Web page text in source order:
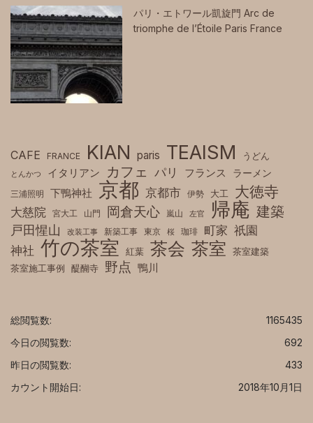
パリ・エトワール凱旋門 Arc de
triomphe de l’Étoile Paris France
CAFE FRANCE KIAN paris TEAISM うどん
とんかつ イタリアン カフェ パリ フランス ラーメン
三浦照明 下鴨神社 京都 京都市 伊勢 大工 大徳寺
大慈院 宮大工 山門 岡倉天心 嵐山 左官 帰庵 建築
戸田惺山 改装工事 新築工事 東京 桜 珈琲 町家 祇園
神社 竹の茶室 紅葉 茶会 茶室
茶室建築
茶室施工事例
醍醐寺 野点 鴨川
1165435
総閲覧数:
692
今日の閲覧数:
433
昨日の閲覧数:
2018年10月1日
カウント開始日: